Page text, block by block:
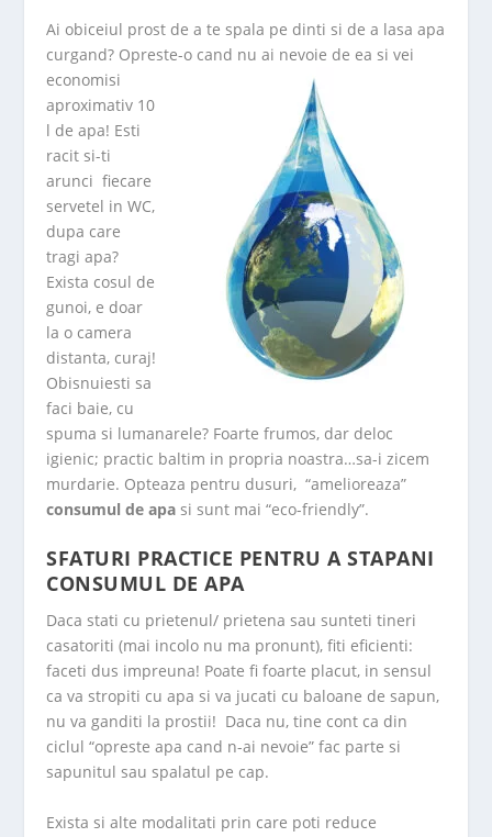
Ai obiceiul prost de a te spala pe dinti si de a lasa apa
curgand? Opreste-o cand nu ai nevoie de ea si vei
economisi
aproximativ 10
l de apa! Esti
racit si-ti
arunci fiecare
servetel in WC,
dupa care
tragi apa?
Exista cosul de
gunoi, e doar
la o camera
distanta, curaj!
Obisnuiesti sa
faci baie, cu
spuma si lumanarele? Foarte frumos, dar deloc
igienic; practic baltim in propria noastra…sa-i zicem
murdarie. Opteaza pentru dusuri, “amelioreaza”
consumul de apa si sunt mai “eco-friendly”.
SFATURI PRACTICE PENTRU A STAPANI
CONSUMUL DE APA
Daca stati cu prietenul/ prietena sau sunteti tineri
casatoriti (mai incolo nu ma pronunt), fiti eficienti:
faceti dus impreuna! Poate fi foarte placut, in sensul
ca va stropiti cu apa si va jucati cu baloane de sapun,
nu va ganditi la prostii! Daca nu, tine cont ca din
ciclul “opreste apa cand n-ai nevoie” fac parte si
sapunitul sau spalatul pe cap.
Exista si alte modalitati prin care poti reduce